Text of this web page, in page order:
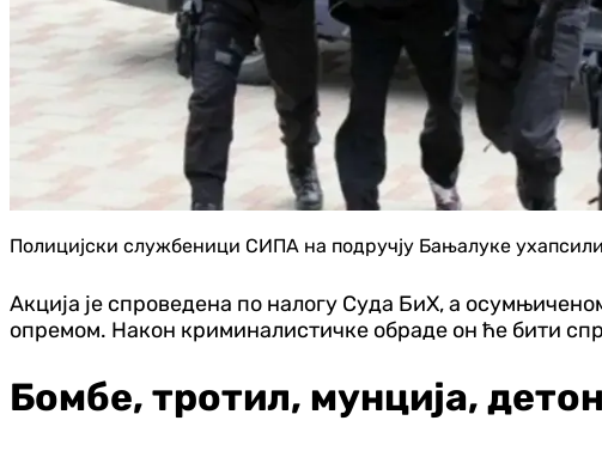
Полицијски службеници СИПА на подручју Бањалуке
Акција је спроведена по налогу Суда БиХ, а
опремом. Након криминалистичке обраде он ће бити
Бомбе, тротил, мунција,